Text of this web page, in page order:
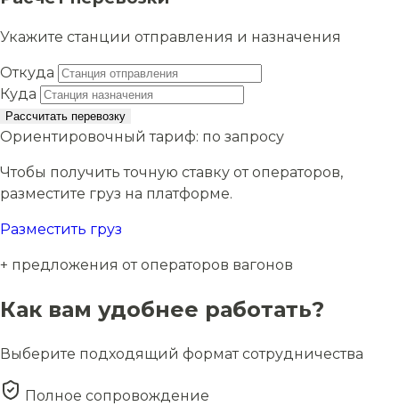
Укажите станции отправления и назначения
Откуда
Куда
Рассчитать перевозку
Ориентировочный тариф: по запросу
Чтобы получить точную ставку от операторов,
разместите груз на платформе.
Разместить груз
+ предложения от операторов вагонов
Как вам удобнее работать?
Выберите подходящий формат сотрудничества
Полное сопровождение